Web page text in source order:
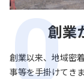
創業
創業以来、地域密
事等を手掛けてきま